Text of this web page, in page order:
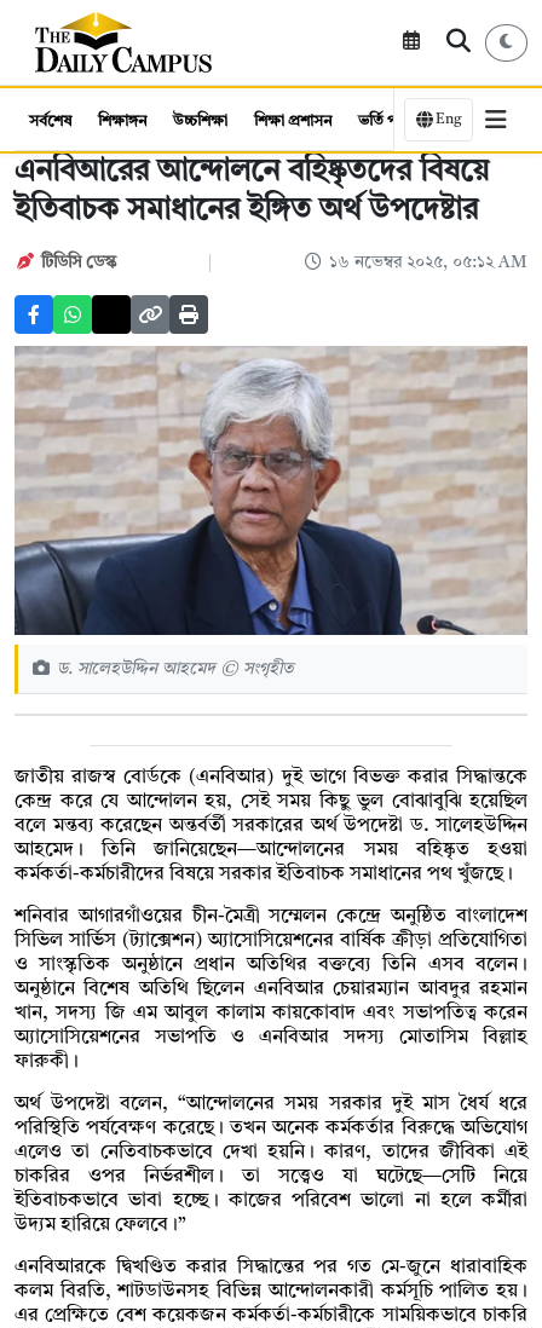
সর্বশেষ শিক্ষাঙ্গন উচ্চশিক্ষা শিক্ষা প্রশাসন ভর্তি পরীক্ষা কর্মসংস্থান
Eng
এনবিআরের আন্দোলনে বহিষ্কৃতদের বিষয়ে
ইতিবাচক সমাধানের ইঙ্গিত অর্থ উপদেষ্টার
টিডিসি ডেস্ক ১৬ নভেম্বর ২০২৫, ০৫:১২ AM
ড. সালেহউদ্দিন আহমেদ © সংগৃহীত
জাতীয় রাজস্ব বোর্ডকে (এনবিআর) দুই ভাগে বিভক্ত করার সিদ্ধান্তকে
কেন্দ্র করে যে আন্দোলন হয়, সেই সময় কিছু ভুল বোঝাবুঝি হয়েছিল
বলে মন্তব্য করেছেন অন্তর্বর্তী সরকারের অর্থ উপদেষ্টা ড. সালেহউদ্দিন
আহমেদ। তিনি জানিয়েছেন—আন্দোলনের সময় বহিষ্কৃত হওয়া
কর্মকর্তা-কর্মচারীদের বিষয়ে সরকার ইতিবাচক সমাধানের পথ খুঁজছে।
শনিবার আগারগাঁওয়ের চীন-মৈত্রী সম্মেলন কেন্দ্রে অনুষ্ঠিত বাংলাদেশ
সিভিল সার্ভিস (ট্যাক্সেশন) অ্যাসোসিয়েশনের বার্ষিক ক্রীড়া প্রতিযোগিতা
ও সাংস্কৃতিক অনুষ্ঠানে প্রধান অতিথির বক্তব্যে তিনি এসব বলেন।
অনুষ্ঠানে বিশেষ অতিথি ছিলেন এনবিআর চেয়ারম্যান আবদুর রহমান
খান, সদস্য জি এম আবুল কালাম কায়কোবাদ এবং সভাপতিত্ব করেন
অ্যাসোসিয়েশনের সভাপতি ও এনবিআর সদস্য মোতাসিম বিল্লাহ
ফারুকী।
অর্থ উপদেষ্টা বলেন, “আন্দোলনের সময় সরকার দুই মাস ধৈর্য ধরে
পরিস্থিতি পর্যবেক্ষণ করেছে। তখন অনেক কর্মকর্তার বিরুদ্ধে অভিযোগ
এলেও তা নেতিবাচকভাবে দেখা হয়নি। কারণ, তাদের জীবিকা এই
চাকরির ওপর নির্ভরশীল। তা সত্ত্বেও যা ঘটেছে—সেটি নিয়ে
ইতিবাচকভাবে ভাবা হচ্ছে। কাজের পরিবেশ ভালো না হলে কর্মীরা
উদ্যম হারিয়ে ফেলবে।”
এনবিআরকে দ্বিখণ্ডিত করার সিদ্ধান্তের পর গত মে-জুনে ধারাবাহিক
কলম বিরতি, শাটডাউনসহ বিভিন্ন আন্দোলনকারী কর্মসূচি পালিত হয়।
এর প্রেক্ষিতে বেশ কয়েকজন কর্মকর্তা-কর্মচারীকে সাময়িকভাবে চাকরি